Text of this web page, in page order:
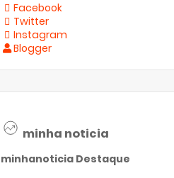
Facebook
Twitter
Instagram
Blogger
minha noticia
minhanoticia Destaque